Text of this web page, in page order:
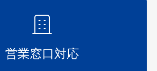
営業窓口対応